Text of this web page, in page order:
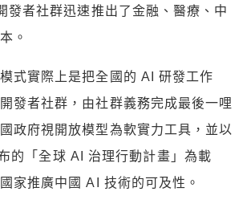
發者社群迅速推出了金融、醫療、中
。
式實際上是把全國的 AI 研發工作
發者社群，由社群義務完成最後一哩
政府視開放模型為軟實力工具，並以
的「全球 AI 治理行動計畫」為載
家推廣中國 AI 技術的可及性。